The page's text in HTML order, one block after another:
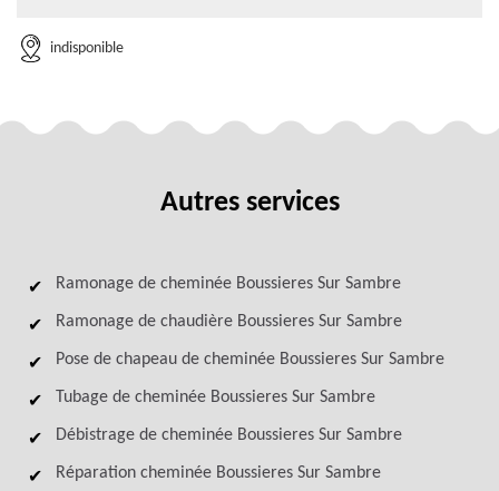
indisponible
Autres services
Ramonage de cheminée Boussieres Sur Sambre
Ramonage de chaudière Boussieres Sur Sambre
Pose de chapeau de cheminée Boussieres Sur Sambre
Tubage de cheminée Boussieres Sur Sambre
Débistrage de cheminée Boussieres Sur Sambre
Réparation cheminée Boussieres Sur Sambre